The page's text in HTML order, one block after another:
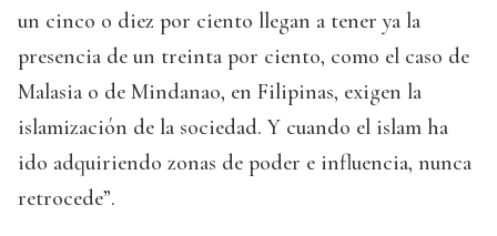
un cinco o diez por ciento llegan a tener ya la
presencia de un treinta por ciento, como el caso de
Malasia o de Mindanao, en Filipinas, exigen la
islamización de la sociedad. Y cuando el islam ha
ido adquiriendo zonas de poder e influencia, nunca
retrocede”.